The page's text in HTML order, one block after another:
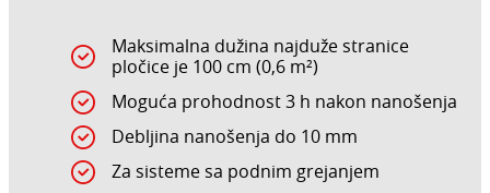
Maksimalna dužina najduže stranice
pločice je 100 cm (0,6 m²)
Moguća prohodnost 3 h nakon nanošenja
Debljina nanošenja do 10 mm
Za sisteme sa podnim grejanjem